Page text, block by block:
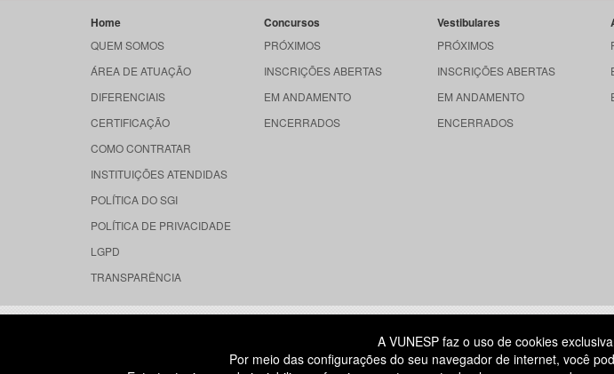
Home
QUEM SOMOS
ÁREA DE ATUAÇÃO
DIFERENCIAIS
CERTIFICAÇÃO
COMO CONTRATAR
INSTITUIÇÕES ATENDIDAS
POLÍTICA DO SGI
POLÍTICA DE PRIVACIDADE
LGPD
TRANSPARÊNCIA
Concursos
PRÓXIMOS
INSCRIÇÕES ABERTAS
EM ANDAMENTO
ENCERRADOS
Vestibulares
PRÓXIMOS
INSCRIÇÕES ABERTAS
EM ANDAMENTO
ENCERRADOS
RUA DONA GERMAINE BURCHARD, 515
ÁGUA BRANCA - SÃO PAULO SP
CEP: 05002-062
A VUNESP faz o uso de cookies
Por meio das configurações do seu navegador de internet, você